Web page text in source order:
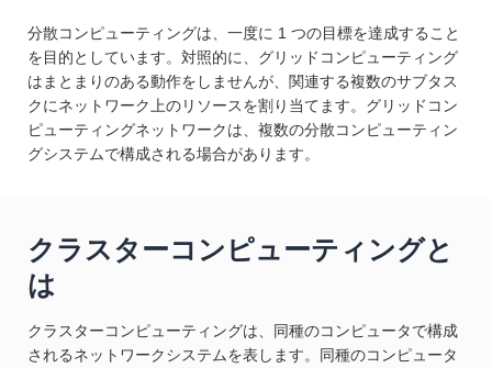
分散コンピューティングは、一度に 1 つの目標を達成すること
を目的としています。対照的に、グリッドコンピューティング
はまとまりのある動作をしませんが、関連する複数のサブタス
クにネットワーク上のリソースを割り当てます。グリッドコン
ピューティングネットワークは、複数の分散コンピューティン
グシステムで構成される場合があります。
クラスターコンピューティングと
は
クラスターコンピューティングは、同種のコンピュータで構成
されるネットワークシステムを表します。同種のコンピュータ